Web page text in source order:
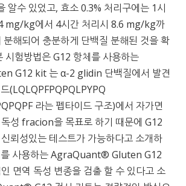
알수 있었고, 효소 0.3% 처리구에는 1시
mg/kg에서 4시간 처리시 8.6 mg/kg까
해되어 충분하게 단백질 분해된 것을 확
시험방법은 G12 항체를 사용하는
G12 kit 는 α-2 glidin 단백질에서 발견
(LQLQPFPQPQLPYPQ
라는 펩타이드 구조)에서 자가면
성 fracion을 목표로 하기 때문에 G12
뢰성있는 테스트가 가능하다고 소개하
를 사용하는 AgraQuant® Gluten G12
면역 독성 변종을 검출 할 수 있다고 소